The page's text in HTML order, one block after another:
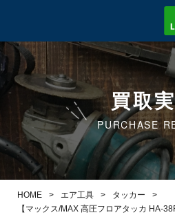
買取
PURCHASE
HOME > エア工具 > タッカー
>
【マックス/MAX 高圧フロアタッカ HA-